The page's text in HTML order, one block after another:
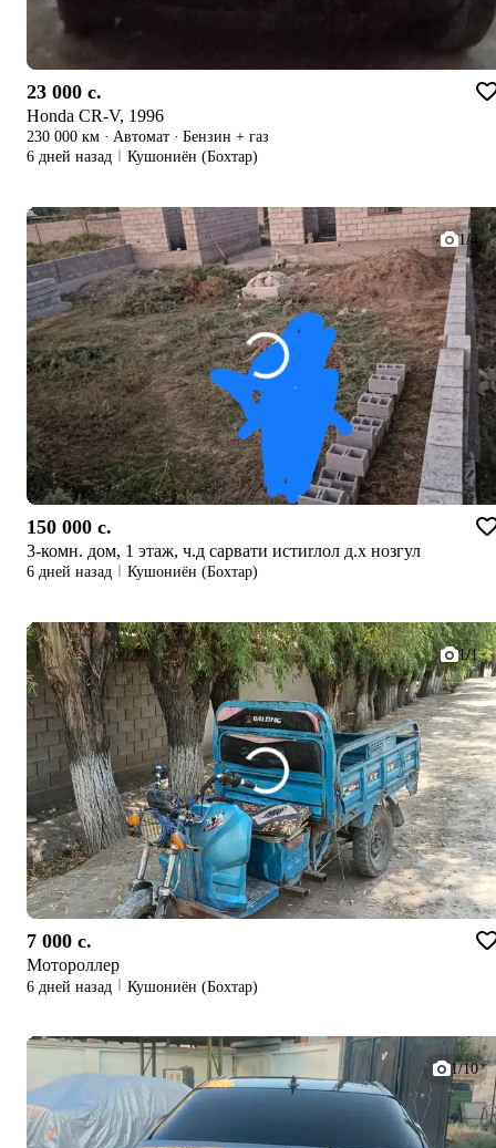
23 000 c.
Honda CR-V, 1996
230 000 км · Автомат · Бензин + газ
6 дней назад
Кушониён (Бохтар)
1/4
150 000 c.
3-комн. дом, 1 этаж, ч.д сарвати истиrлол д.х нозгул
6 дней назад Кушониён (Бохтар)
1/1
7 000 c.
Мотороллер
6 дней назад Кушониён (Бохтар)
1/10